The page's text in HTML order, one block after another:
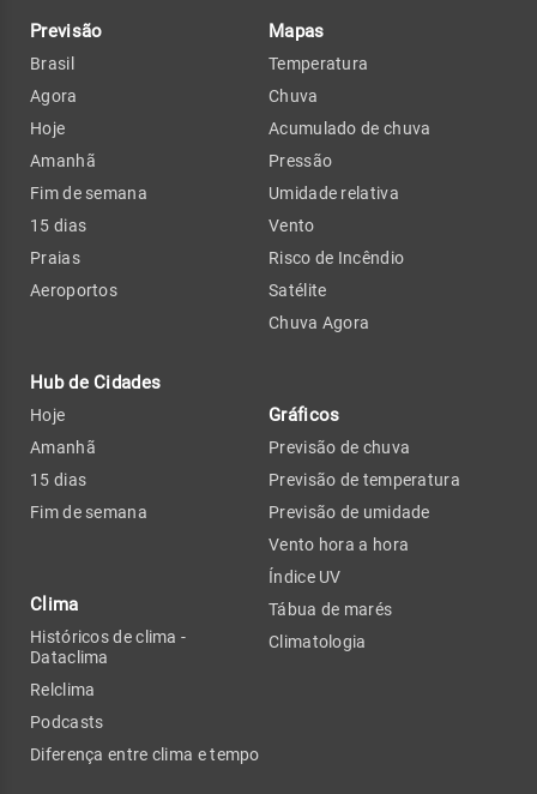
Previsão
Brasil
Agora
Hoje
Amanhã
Fim de semana
15 dias
Praias
Aeroportos
Hub de Cidades
Hoje
Amanhã
15 dias
Fim de semana
Clima
Históricos de clima -
Dataclima
Relclima
Podcasts
Diferença entre clima e tempo
Mapas
Temperatura
Chuva
Acumulado de chuva
Pressão
Umidade relativa
Vento
Risco de Incêndio
Satélite
Chuva Agora
Gráficos
Previsão de chuva
Previsão de temperatura
Previsão de umidade
Vento hora a hora
Índice UV
Tábua de marés
Climatologia